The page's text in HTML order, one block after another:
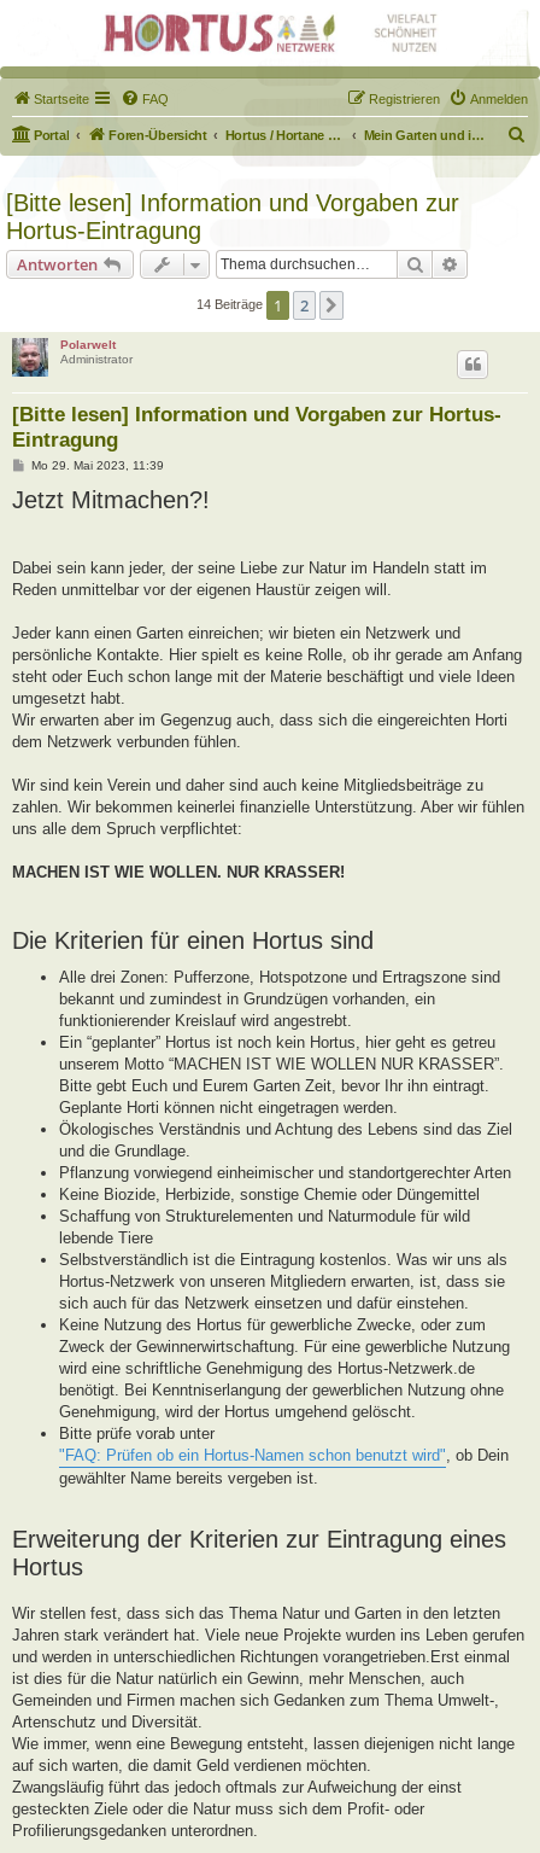
Startseite FAQ Anmelden
Registrieren
Portal Foren-Übersicht Hortus / Hortane Habitate / Garten auf dem Weg Mein Garten und ich!
u
[Bitte lesen] Information und Vorgaben zur
Hortus-Eintragung
Antworten Suche
14 Beiträge 1 2
Polarwelt
Administrator
[Bitte lesen] Information und Vorgaben zur Hortus-
Eintragung
B
i
t
Mo 29. Mai 2023, 11:39
Jetzt Mitmachen?!
Dabei sein kann jeder, der seine Liebe zur Natur im Handeln statt im
Reden unmittelbar vor der eigenen Haustür zeigen will.
Jeder kann einen Garten einreichen; wir bieten ein Netzwerk und
persönliche Kontakte. Hier spielt es keine Rolle, ob ihr gerade am Anfang
steht oder Euch schon lange mit der Materie beschäftigt und viele Ideen
umgesetzt habt.
Wir erwarten aber im Gegenzug auch, dass sich die eingereichten Horti
dem Netzwerk verbunden fühlen.
Wir sind kein Verein und daher sind auch keine Mitgliedsbeiträge zu
zahlen. Wir bekommen keinerlei finanzielle Unterstützung. Aber wir fühlen
uns alle dem Spruch verpflichtet:
MACHEN IST WIE WOLLEN. NUR KRASSER!
Die Kriterien für einen Hortus sind
Alle drei Zonen: Pufferzone, Hotspotzone und Ertragszone sind
bekannt und zumindest in Grundzügen vorhanden, ein
funktionierender Kreislauf wird angestrebt.
Ein “geplanter” Hortus ist noch kein Hortus, hier geht es getreu
unserem Motto “MACHEN IST WIE WOLLEN NUR KRASSER”.
Bitte gebt Euch und Eurem Garten Zeit, bevor Ihr ihn eintragt.
Geplante Horti können nicht eingetragen werden.
Ökologisches Verständnis und Achtung des Lebens sind das Ziel
und die Grundlage.
Pflanzung vorwiegend einheimischer und standortgerechter Arten
Keine Biozide, Herbizide, sonstige Chemie oder Düngemittel
Schaffung von Strukturelementen und Naturmodule für wild
lebende Tiere
Selbstverständlich ist die Eintragung kostenlos. Was wir uns als
Hortus-Netzwerk von unseren Mitgliedern erwarten, ist, dass sie
sich auch für das Netzwerk einsetzen und dafür einstehen.
Keine Nutzung des Hortus für gewerbliche Zwecke, oder zum
Zweck der Gewinnerwirtschaftung. Für eine gewerbliche Nutzung
wird eine schriftliche Genehmigung des Hortus-Netzwerk.de
benötigt. Bei Kenntniserlangung der gewerblichen Nutzung ohne
Genehmigung, wird der Hortus umgehend gelöscht.
Bitte prüfe vorab unter
"FAQ: Prüfen ob ein Hortus-Namen schon benutzt wird", ob Dein
gewählter Name bereits vergeben ist.
Erweiterung der Kriterien zur Eintragung eines
Hortus
Wir stellen fest, dass sich das Thema Natur und Garten in den letzten
Jahren stark verändert hat. Viele neue Projekte wurden ins Leben gerufen
und werden in unterschiedlichen Richtungen vorangetrieben.Erst einmal
ist dies für die Natur natürlich ein Gewinn, mehr Menschen, auch
Gemeinden und Firmen machen sich Gedanken zum Thema Umwelt-,
Artenschutz und Diversität.
Wie immer, wenn eine Bewegung entsteht, lassen diejenigen nicht lange
auf sich warten, die damit Geld verdienen möchten.
Zwangsläufig führt das jedoch oftmals zur Aufweichung der einst
gesteckten Ziele oder die Natur muss sich dem Profit- oder
Profilierungsgedanken unterordnen.